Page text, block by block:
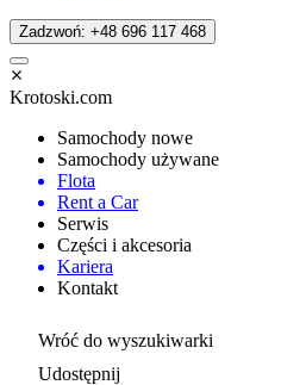
Zadzwoń: +48 696 117 468
Krotoski.com
Samochody nowe
Samochody używane
Flota
Rent a Car
Serwis
Części i akcesoria
Kariera
Kontakt
Wróć do wyszukiwarki
Udostępnij